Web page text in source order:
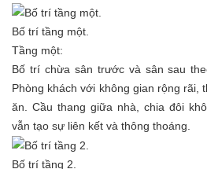
Bố trí tầng một.
Tầng một:
Bố trí chừa sân trước và sân sau
Phòng khách với không gian rộng rãi,
ăn. Cầu thang giữa nhà, chia đôi
vẫn tạo sự liên kết và thông thoáng.
Bố trí tầng 2.